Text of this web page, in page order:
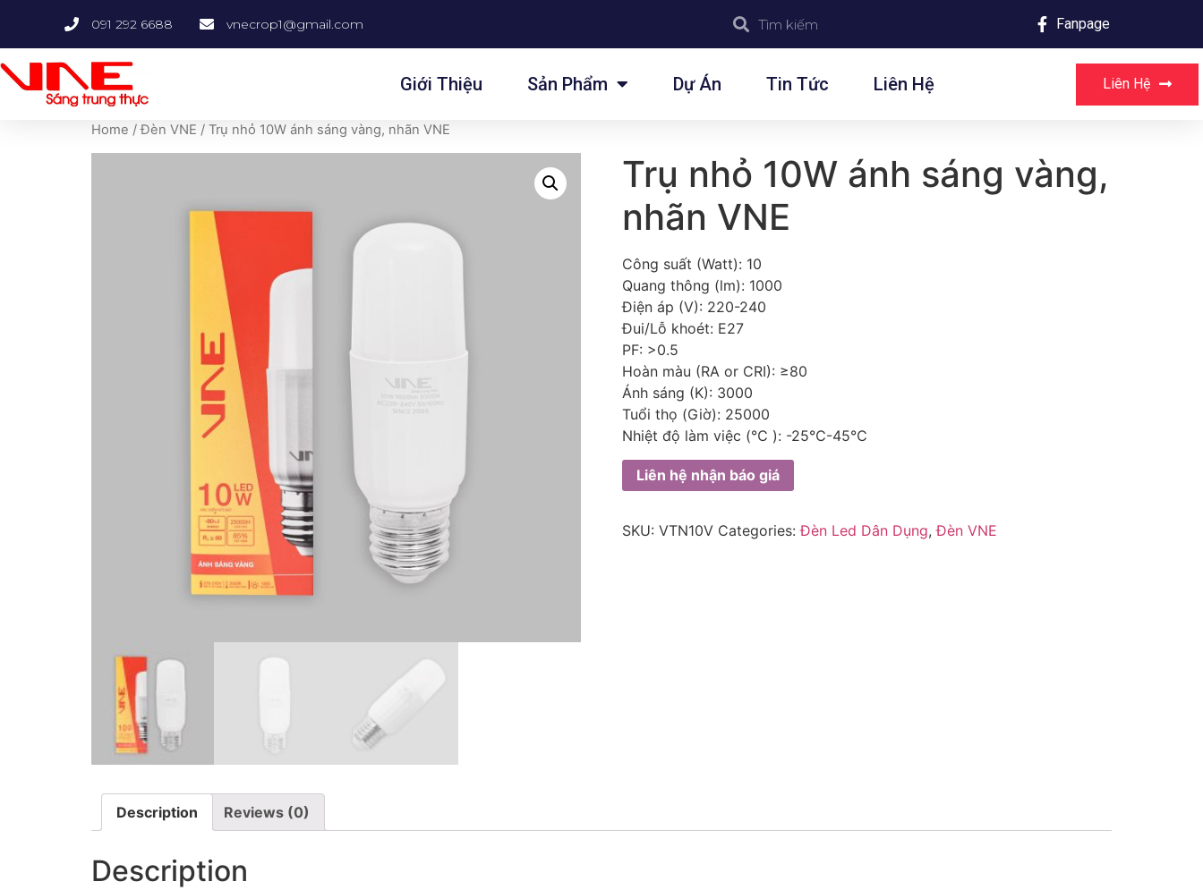
091 292 6688 vnecrop1@gmail.com Fanpage
Giới Thiệu Sản Phẩm Dự Án Tin Tức Liên Hệ Liên Hệ
Home /Đèn VNE / Trụ nhỏ 10W ánh sáng vàng, nhãn VNE
Trụ nhỏ 10W ánh sáng vàng,
nhãn VNE
Công suất (Watt): 10
Quang thông (lm): 1000
Điện áp (V): 220-240
Đui/Lỗ khoét: E27
PF: >0.5
Hoàn màu (RA or CRI): ≥80
Ánh sáng (K): 3000
Tuổi thọ (Giờ): 25000
Nhiệt độ làm việc (℃ ): -25℃-45℃
Liên hệ nhận báo giá
SKU: VTN10V Categories:Đèn Led Dân Dụng,Đèn VNE
Description Reviews (0)
Description